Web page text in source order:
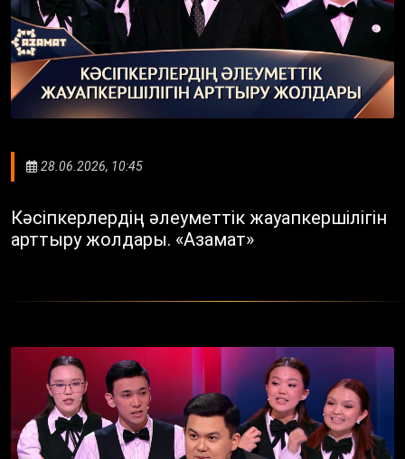
28.06.2026, 10:45
Кәсіпкерлердің әлеуметтік жауапкершілігін
арттыру жолдары. «Азамат»